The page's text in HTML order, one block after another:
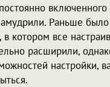
включенного
Раньше
в котором все
расширили,
настройки,